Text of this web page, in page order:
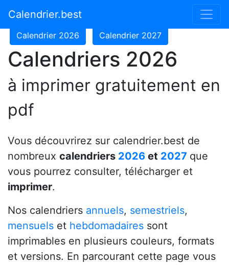
Calendrier.best
Calendrier 2024
Calendrier 2026 Calendrier 2027
Calendriers 2026
à imprimer gratuitement en
pdf
Vous découvrirez sur calendrier.best de
nombreux calendriers 2026 et 2027 que
vous pourrez consulter, télécharger et
imprimer.
Nos calendriers annuels, semestriels,
mensuels et hebdomadaires sont
imprimables en plusieurs couleurs, formats
et versions. En parcourant cette page vous